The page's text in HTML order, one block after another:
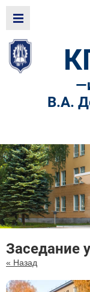
—
В.А.
Заседание
« Назад